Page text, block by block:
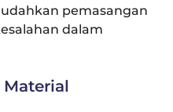
pemasangan
dalam
Material